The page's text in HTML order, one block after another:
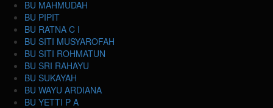
BU MAHMUDAH
BU PIPIT
BU RATNA C I
BU SITI MUSYAROFAH
BU SITI ROHMATUN
BU SRI RAHAYU
BU SUKAYAH
BU WAYU ARDIANA
BU YETTI P A